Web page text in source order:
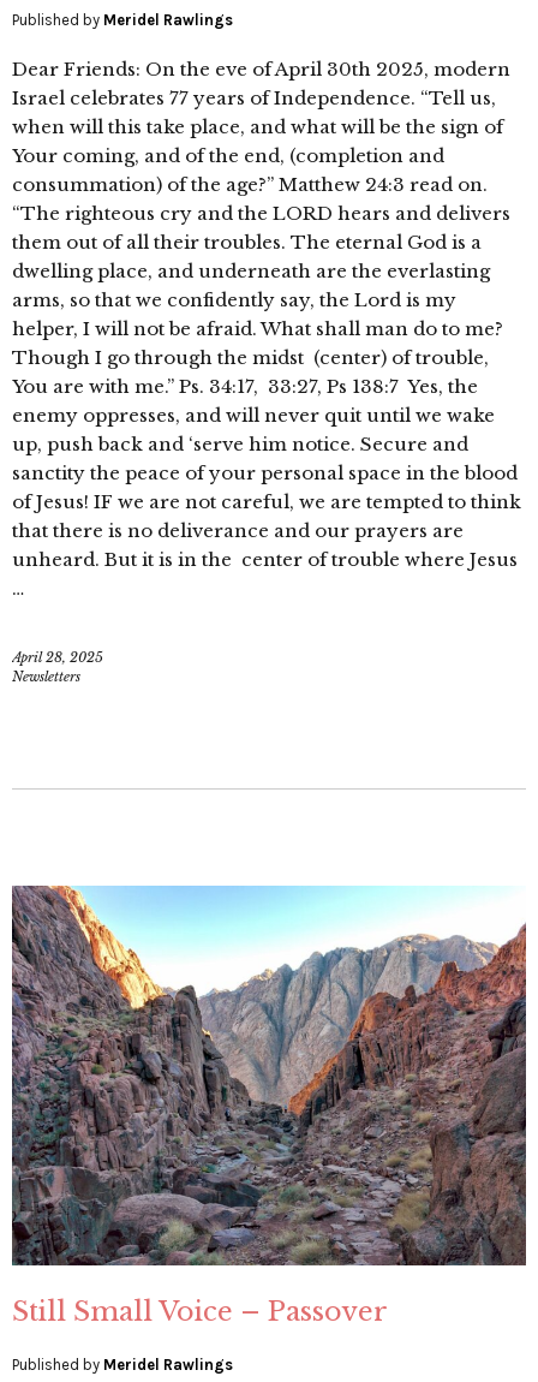
Published by Meridel Rawlings
Dear Friends: On the eve of April 30th 2025, modern
Israel celebrates 77 years of Independence. “Tell us,
when will this take place, and what will be the sign of
Your coming, and of the end, (completion and
consummation) of the age?” Matthew 24:3 read on.
“The righteous cry and the LORD hears and delivers
them out of all their troubles. The eternal God is a
dwelling place, and underneath are the everlasting
arms, so that we confidently say, the Lord is my
helper, I will not be afraid. What shall man do to me?
Though I go through the midst (center) of trouble,
You are with me.” Ps. 34:17, 33:27, Ps 138:7 Yes, the
enemy oppresses, and will never quit until we wake
up, push back and ‘serve him notice. Secure and
sanctity the peace of your personal space in the blood
of Jesus! IF we are not careful, we are tempted to think
that there is no deliverance and our prayers are
unheard. But it is in the center of trouble where Jesus
…
April 28, 2025
Newsletters
Still Small Voice – Passover
Published by Meridel Rawlings